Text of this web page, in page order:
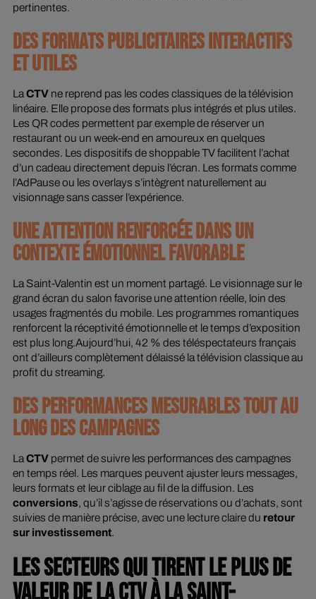
pertinentes.
DES FORMATS PUBLICITAIRES INTERACTIFS
ET UTILES
LaCTV ne reprend pas les codes classiques de la télévision
linéaire. Elle propose des formats plus intégrés et plus utiles.
Les QR codes permettent par exemple de réserver un
restaurant ou un week-end en amoureux en quelques
secondes. Les dispositifs de shoppable TV facilitent l’achat
d’un cadeau directement depuis l’écran. Les formats comme
l’AdPause ou les overlays s’intègrent naturellement au
visionnage sans casser l’expérience.
UNE ATTENTION RENFORCÉE DANS UN
CONTEXTE ÉMOTIONNEL FAVORABLE
La Saint-Valentin est un moment partagé. Le visionnage sur le
grand écran du salon favorise une attention réelle, loin des
usages fragmentés du mobile. Les programmes romantiques
renforcent la réceptivité émotionnelle et le temps d’exposition
est plus long.Aujourd’hui, 42 % des téléspectateurs français
ont d’ailleurs complètement délaissé la télévision classique au
profit du streaming.
DES PERFORMANCES MESURABLES TOUT AU
LONG DES CAMPAGNES
LaCTV permet de suivre les performances des campagnes
en temps réel. Les marques peuvent ajuster leurs messages,
leurs formats et leur ciblage au fil de la diffusion. Les
conversions, qu’il s’agisse de réservations ou d’achats, sont
suivies de manière précise, avec une lecture claire du retour
sur investissement.
LES SECTEURS QUI TIRENT LE PLUS DE